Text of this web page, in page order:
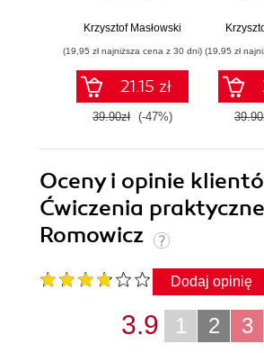
Krzysztof Masłowski
(19,95 zł najniższa cena z 30 dni)
21.15 zł
39.90zł (-47%)
(19,95 zł
Oceny i opinie
Ćwiczenia
Romowicz
Dodaj opinię
3
2
1
3.9